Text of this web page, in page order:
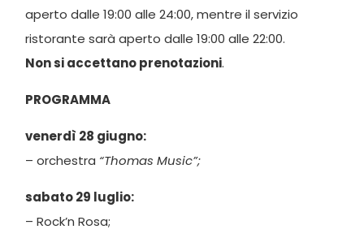
aperto dalle 19:00 alle 24:00, mentre il servizio
ristorante sarà aperto dalle 19:00 alle 22:00.
Non si accettano prenotazioni.
PROGRAMMA
venerdì 28 giugno:
– orchestra “Thomas Music”;
sabato 29 luglio:
– Rock’n Rosa;